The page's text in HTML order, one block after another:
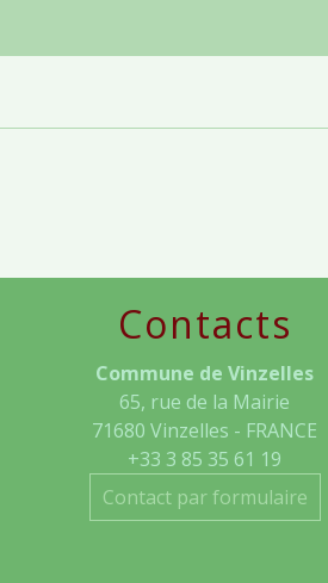
Contacts
Commune de Vinzelles
65, rue de la Mairie
71680 Vinzelles - FRANCE
+33 3 85 35 61 19
Contact par formulaire